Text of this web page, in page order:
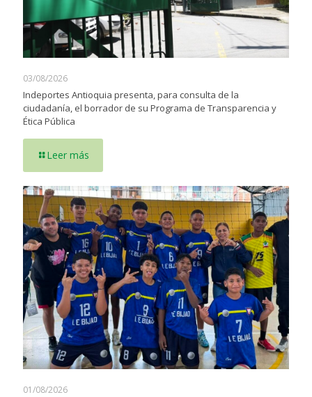
03/08/2026
Indeportes Antioquia presenta, para consulta de la
ciudadanía, el borrador de su Programa de Transparencia y
Ética Pública
Leer más
01/08/2026